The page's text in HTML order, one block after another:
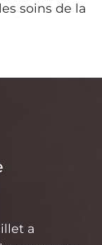
soins de la
a